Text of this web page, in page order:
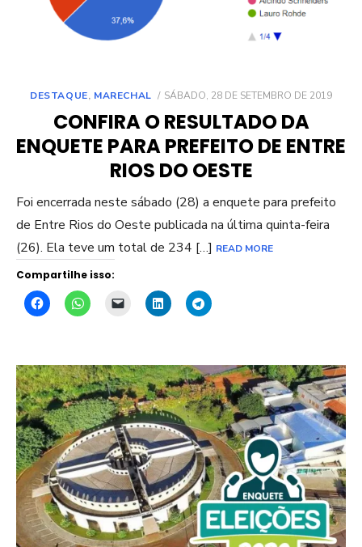
DESTAQUE, MARECHAL
POSTED
SÁBADO, 28 DE SETEMBRO DE 2019
CONFIRA O RESULTADO DA
ENQUETE PARA PREFEITO DE ENTRE
RIOS DO OESTE
Foi encerrada neste sábado (28) a enquete para prefeito
de Entre Rios do Oeste publicada na última quinta-feira
(26). Ela teve um total de 234 […] READ MORE
Compartilhe isso: